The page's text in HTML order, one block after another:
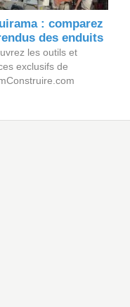
: comparez
des enduits
les outils et
exclusifs de